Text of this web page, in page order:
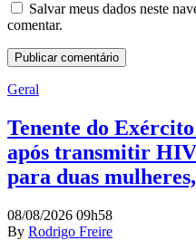
Salvar meus dados neste
comentar.
Geral
Tenente do
após transmitir
para duas
08/08/2026 09h58
By Rodrigo Freire